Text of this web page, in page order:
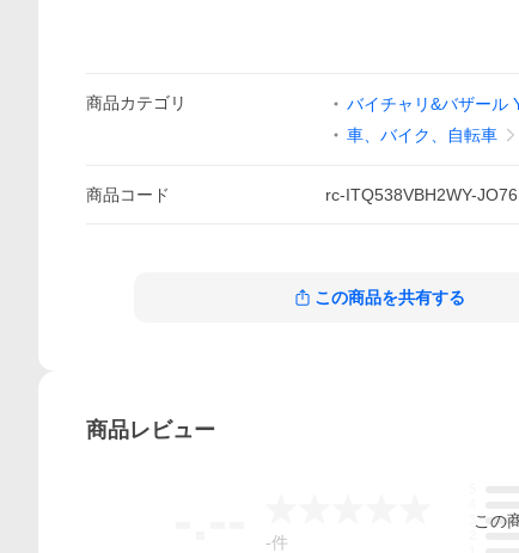
商品カテゴリ バイチャリ&バザール
車、バイク、自転車
商品コード rc-ITQ538VBH2WY-JO76
この商品を共有する
商品レビュー
-件
この